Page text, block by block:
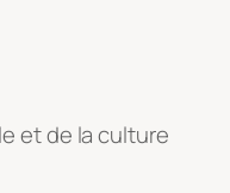
et de la culture